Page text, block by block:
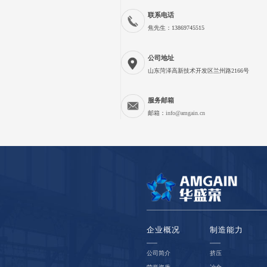
联系电话
焦先生：13869745515
公司地址
山东菏泽高新技术开发区兰州路2166号
服务邮箱
邮箱： info@amgain.cn
企业概况
公司简介
制造能力
挤压